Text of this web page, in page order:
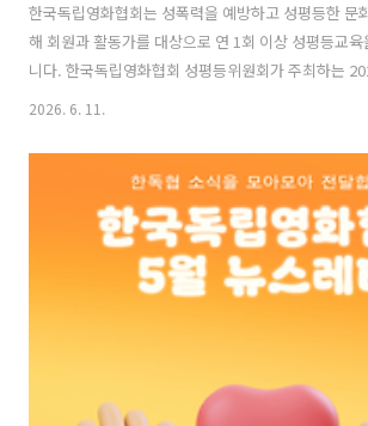
한국독립영화협회는 성폭력을 예방하고 성평등한 문
해 회원과 활동가를 대상으로 연 1회 이상 성평등교
니다. 한국독립영화협회 성평등위원회가 주최하는
교육은 한국영화성평등센터 든든의 이현주 강사님과
터장님의 한국독립영화협회 단체 및 연혁 소개 시간
습니다.한국독립영화협회의 모든 회원과 활동가는 협
환경을 위한 규약」에 따라 성평등교육을 이수해야 합
의 많은 참여를 부탁드립니다. 특히 올해 함께하게 된
리해주셔서 반갑게 인사 나누면 좋겠습니다.※ 2026
수 회원은 한국독립영화협회에서 주최하는 ..
2026. 6. 11.